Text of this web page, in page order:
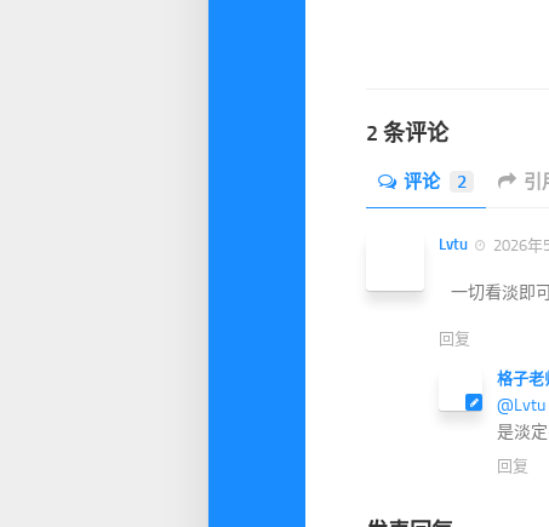
2 条评论
评论 2 引
Lvtu 2026年
一切看淡
回复
格子老
@Lvtu
是淡
回复